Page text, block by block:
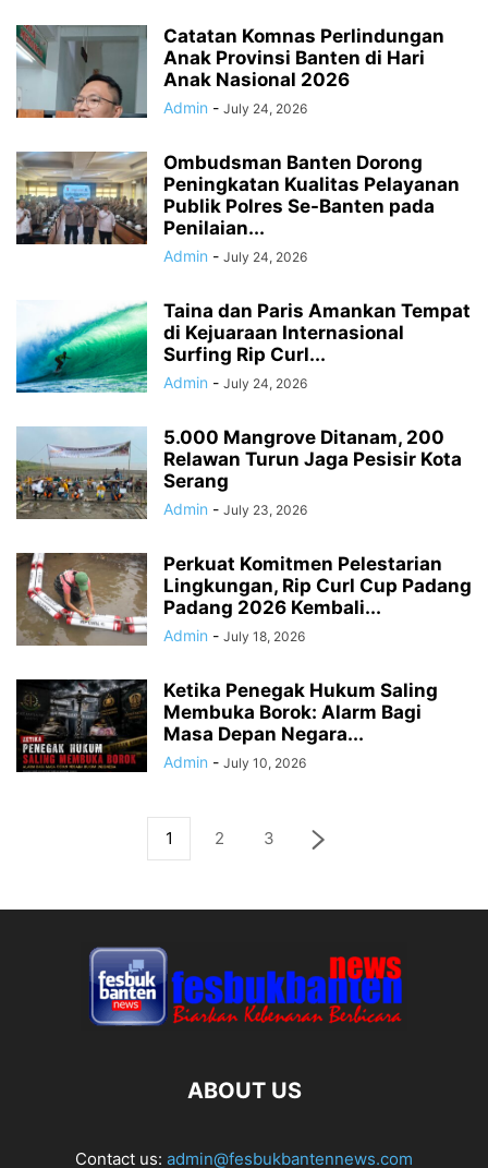
Catatan Komnas Perlindungan
Anak Provinsi Banten di Hari
Anak Nasional 2026
Admin - July 24, 2026
Ombudsman Banten Dorong
Peningkatan Kualitas Pelayanan
Publik Polres Se-Banten pada
Penilaian...
Admin - July 24, 2026
Taina dan Paris Amankan Tempat
di Kejuaraan Internasional
Surfing Rip Curl...
Admin - July 24, 2026
5.000 Mangrove Ditanam, 200
Relawan Turun Jaga Pesisir Kota
Serang
Admin - July 23, 2026
Perkuat Komitmen Pelestarian
Lingkungan, Rip Curl Cup Padang
Padang 2026 Kembali...
Admin - July 18, 2026
Ketika Penegak Hukum Saling
Membuka Borok: Alarm Bagi
Masa Depan Negara...
Admin - July 10, 2026
1 2 3
ABOUT US
Contact us: admin@fesbukbantennews.com